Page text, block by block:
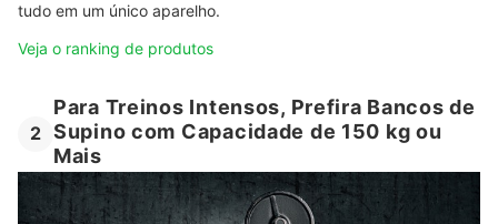
tudo em um único aparelho.
Veja o ranking de produtos
2
Para Treinos Intensos, Prefira Bancos de
Supino com Capacidade de 150 kg ou
Mais